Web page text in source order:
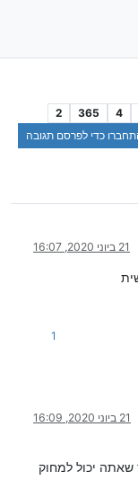
4
365
2
כדי לפרסם תגובה
21 ביוני 2020, 16:07
1
21 ביוני 2020, 16:09
שאתה יכול למחוק